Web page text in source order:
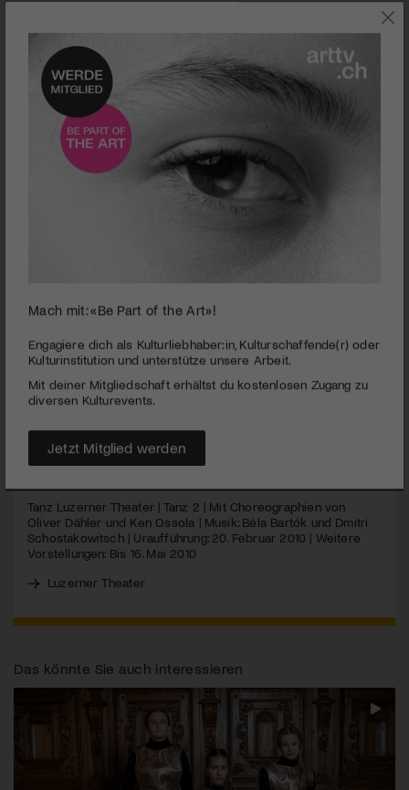
seconds
minutes,
seconds
Luzerner Theater | Tanz 2
PUBLIZIERT AM 22. FEBRUAR 2010
Zwei Schweizer Choreographen, zwei Komponisten,
klassisches Ballett, Elemente aus dem Volkstanz und
moderner Tanz. Das ist die gelungene Mischung für den 2.
MEHR
Tanz Luzerner Theater | Tanz 2 | Mit Choreographien von
Oliver Dähler und Ken Ossola | Musik: Béla Bartók und Dmitri
Schostakowitsch | Uraufführung: 20. Februar 2010 | Weitere
Vorstellungen: Bis 16. Mai 2010
Luzerner Theater
Das könnte Sie auch interessieren
Mach mit: «Be Part of the Art»!
Engagiere dich als Kulturliebhaber:in, Kulturschaffende(r) oder
Kulturinstitution und unterstütze unsere Arbeit.
Mit deiner Mitgliedschaft erhältst du kostenlosen Zugang zu
diversen Kulturevents.
Jetzt Mitglied werden